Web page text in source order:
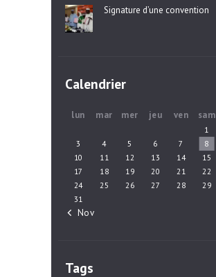
Signature d’une convention
Calendrier
lun mar mer jeu ven sam
1
3
4 5 6 7 8
10
11 12 13 14 15
17
18 19 20 21 22
24
25 26 27 28 29
31
« Nov
Tags